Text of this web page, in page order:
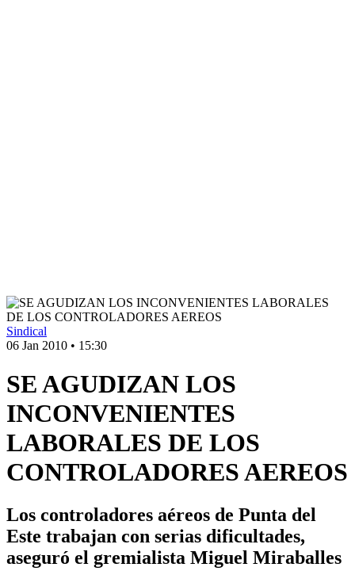
Sindical
06 Jan 2010 • 15:30
SE AGUDIZAN LOS
INCONVENIENTES
LABORALES DE LOS
CONTROLADORES AEREOS
Los controladores aéreos de Punta del
Este trabajan con serias dificultades,
aseguró el gremialista Miguel Miraballes